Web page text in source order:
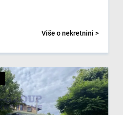
Više o nekretnini >